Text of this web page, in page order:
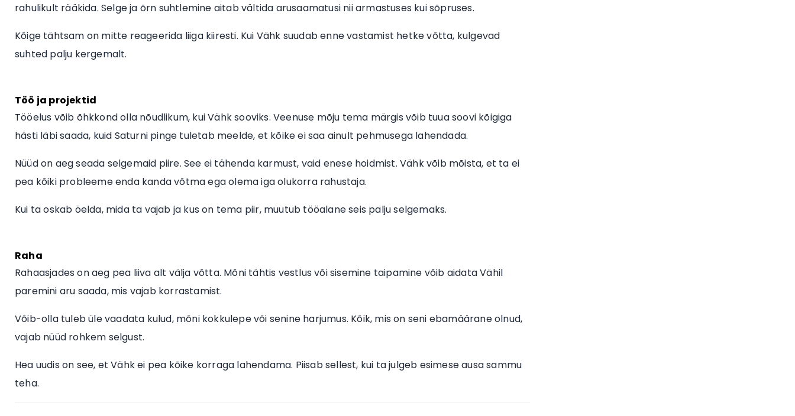
rahulikult rääkida. Selge ja õrn suhtlemine aitab vältida arusaamatusi nii armastuses kui sõpruses.
Kõige tähtsam on mitte reageerida liiga kiiresti. Kui Vähk suudab enne vastamist hetke võtta, kulgevad
suhted palju kergemalt.
Töö ja projektid
Tööelus võib õhkkond olla nõudlikum, kui Vähk sooviks. Veenuse mõju tema märgis võib tuua soovi kõigiga
hästi läbi saada, kuid Saturni pinge tuletab meelde, et kõike ei saa ainult pehmusega lahendada.
Nüüd on aeg seada selgemaid piire. See ei tähenda karmust, vaid enese hoidmist. Vähk võib mõista, et ta ei
pea kõiki probleeme enda kanda võtma ega olema iga olukorra rahustaja.
Kui ta oskab öelda, mida ta vajab ja kus on tema piir, muutub tööalane seis palju selgemaks.
Raha
Rahaasjades on aeg pea liiva alt välja võtta. Mõni tähtis vestlus või sisemine taipamine võib aidata Vähil
paremini aru saada, mis vajab korrastamist.
Võib-olla tuleb üle vaadata kulud, mõni kokkulepe või senine harjumus. Kõik, mis on seni ebamäärane olnud,
vajab nüüd rohkem selgust.
Hea uudis on see, et Vähk ei pea kõike korraga lahendama. Piisab sellest, kui ta julgeb esimese ausa sammu
teha.